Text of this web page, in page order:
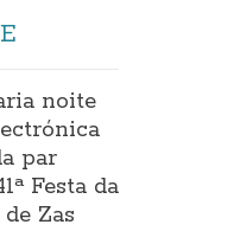
noite
par
Festa da
Zas